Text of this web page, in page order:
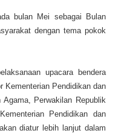
bulan Mei sebagai Bulan
dengan tema pokok
upacara bendera
Kementerian Pendidikan dan
Perwakilan Republik
Pendidikan dan
diatur lebih lanjut dalam